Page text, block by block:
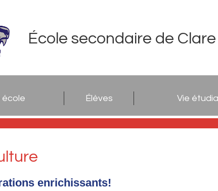
École secondaire de Clare
Élèves Vie
enrichissants!